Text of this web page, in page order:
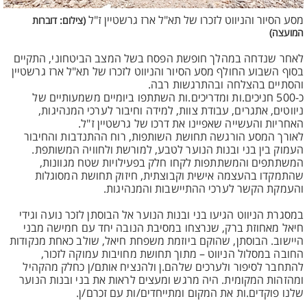
מסע הסיור והניווט לזכרו של תא"ל ארז גרשטיין ז"ל (צילום: דוברות
המועצה)
לאחר שנדחה במהלך חופשת הפסח בשל המצב הביטחוני, התקיים
בסוף השבוע החולף מסע הסיור והניווט לזכרו של תא"ל ארז גרשטיין
והסתיים בהצלחה ובהתרגשות רבה.
כ-500 חניכים.ות ומדריכים.ות השתתפו ביומיים משמעותיים של
ניווטים, אתגרים, עבודת צוות, למידה וחיבור לערכי המנהיגות,
האחריות והעשייה שאפיינו את דרכו של גרשטיין ז"ל.
לאורך המסע הורגשה תחושת השותפות, רוח ההתנדבות והחיבור
העמוק בין בני ובנות הנוער לטבע, למורשת ולחוויה המשותפת.
המשתתפים והמשתתפות לקחו חלק בפעילויות שטח מגוונות,
שהתמקדו בהעצמה אישית וקבוצתית, חיזוק תחושת המסוגלות
והעמקת הקשר לערכי ההתיישבות והמנהיגות.
במסגרת הניווט הגיעו בני ובנות הנוער אל הבוסתן לזכר נועה וגידי
חיאל מאחוזת ברק, שנרצחו במסיבת הנובה יחד עם חמישה מבני
היישוב. הבוסתן, שהוקם ביוזמת משפחת חיאל, שולב כאחת מנקודות
החובה במסלול הניווט – מתוך תחושת מחויבות עמוקה לזכור,
להתחבר לסיפור ולערכים שלהם.ן ולהנציח אותם/ן כחלק מהקהיל
ומהזהות המקומית. היה מרגש ומעצים לראות את בני ובנות הנוער
שלנו פוקדים.ות את המקום ומתייחדים/ות עם זכרם/ן.